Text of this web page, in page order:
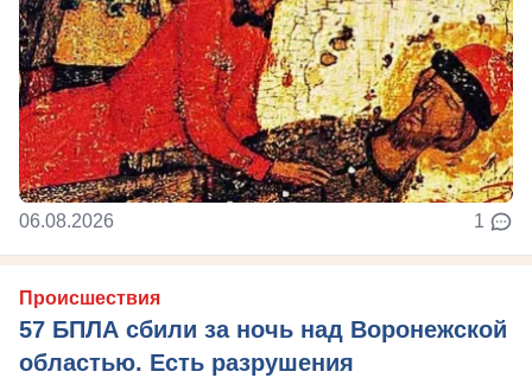
06.08.2026 1
Происшествия
57 БПЛА сбили за ночь над Воронежской
областью. Есть разрушения